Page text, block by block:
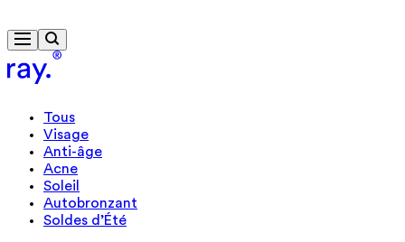
Cadeau format voyage dès 85 €
Tous
Visage
Anti-âge
Acne
Soleil
Autobronzant
Soldes d’Été